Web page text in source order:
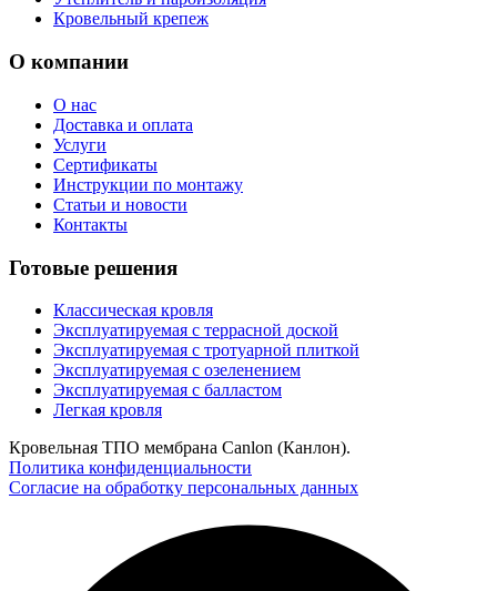
Кровельный крепеж
О компании
О нас
Доставка и оплата
Услуги
Сертификаты
Инструкции по монтажу
Статьи и новости
Контакты
Готовые решения
Классическая кровля
Эксплуатируемая с террасной доской
Эксплуатируемая с тротуарной плиткой
Эксплуатируемая с озеленением
Эксплуатируемая с балластом
Легкая кровля
Кровельная ТПО мембрана Canlon (Канлон).
Политика конфиденциальности
Согласие на обработку персональных данных